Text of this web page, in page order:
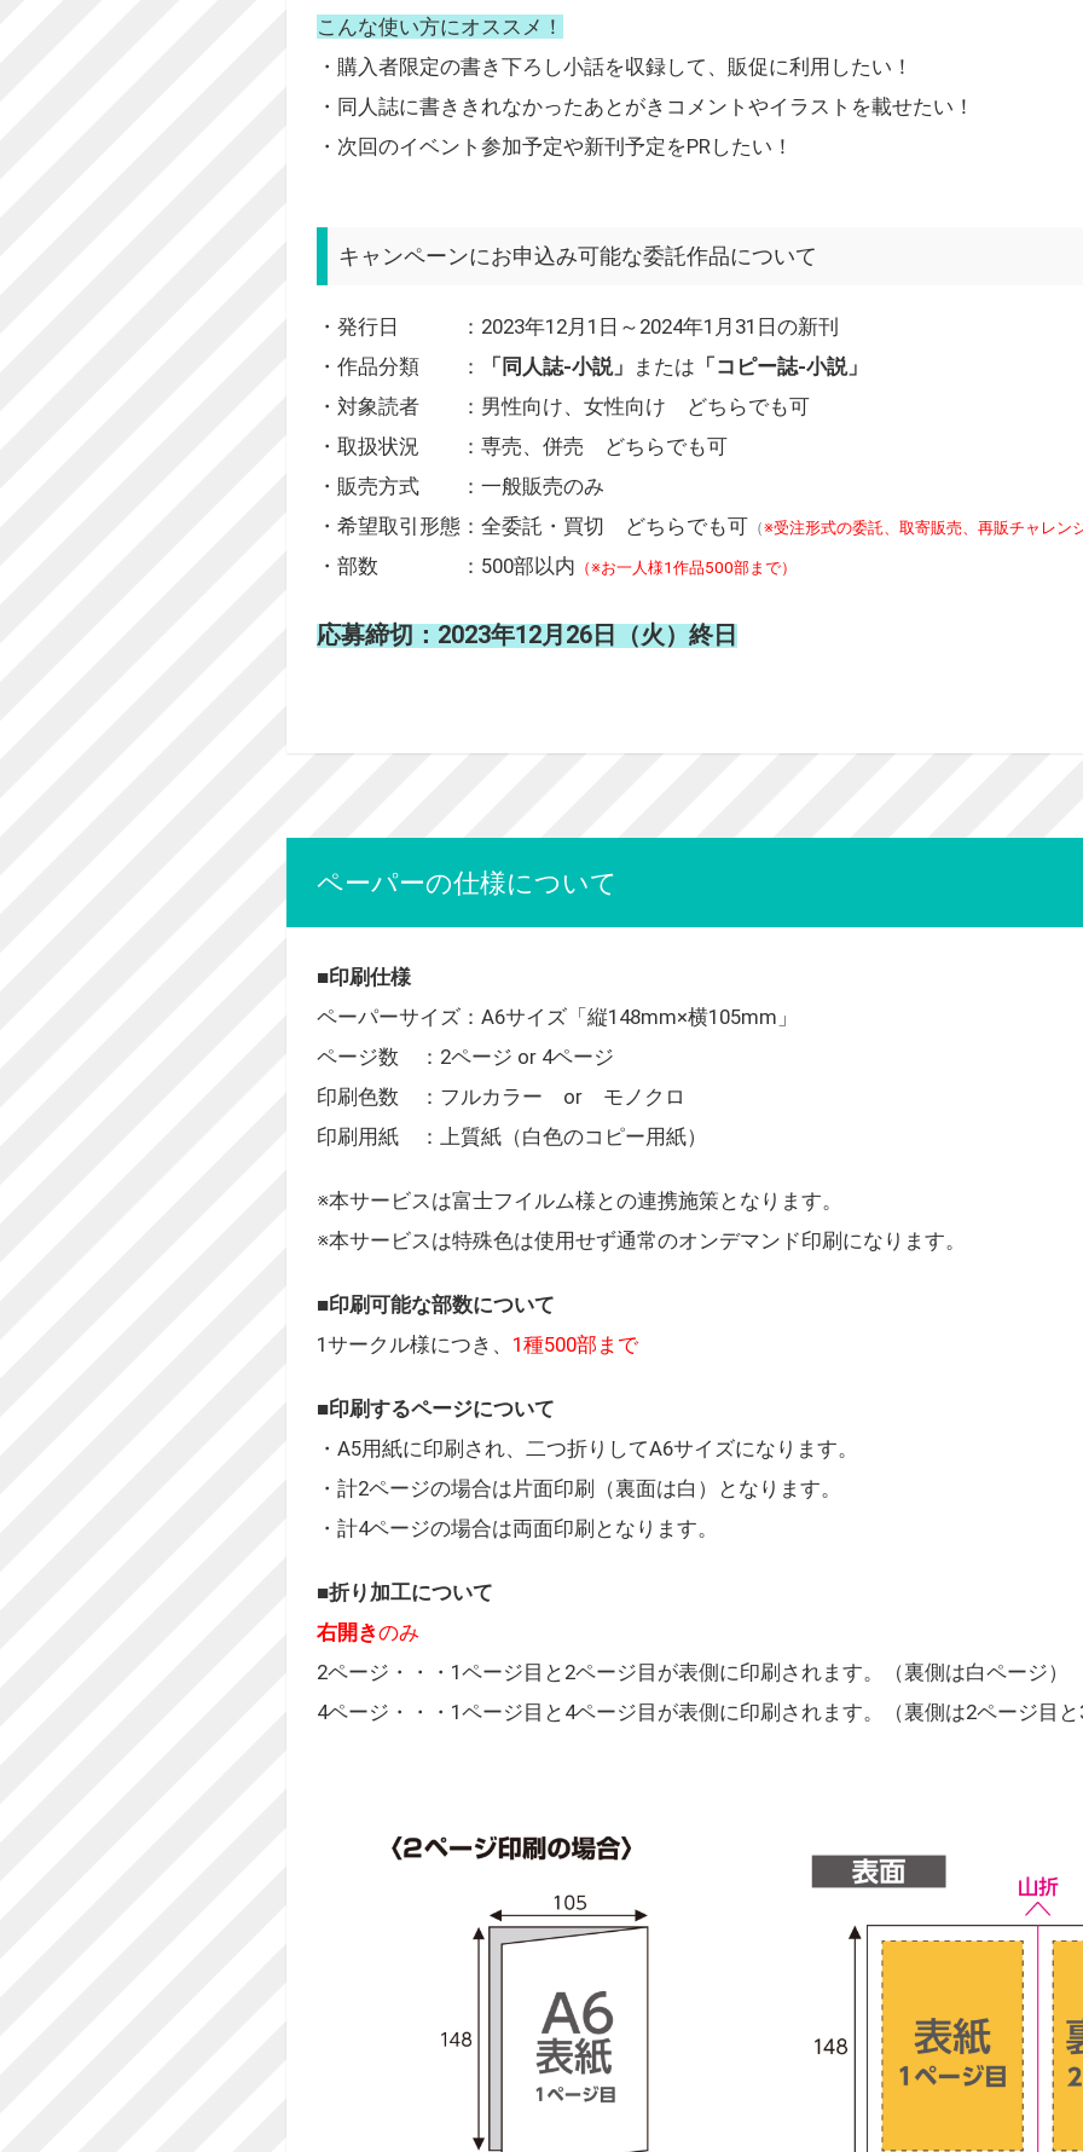
こんな使い方にオススメ！
・購入者限定の書き下ろし小話を収録して、販促に利用したい！
・同人誌に書ききれなかったあとがきコメントやイラストを載せたい！
・次回のイベント参加予定や新刊予定をPRしたい！
キャンペーンにお申込み可能な委託作品について
・発行日 ：2023年12月1日～2024年1月31日の新刊
・作品分類 ：
「同人誌-小説」 または 「コピー誌-小説」
・対象読者 ：男性向け、女性向け どちらでも可
・取扱状況 ：専売、併売 どちらでも可
・販売方式 ：一般販売のみ
・希望取引形態：全委託・買切 どちらでも可 （※受注形式の委託、取寄販売、再販チャレン
・部数 ：500部以内 （※お一人様1作品500部まで）
応募締切：2023年12月26日（火）終日
ペーパーの仕様について
■印刷仕様
ペーパーサイズ：A6サイズ「縦148mm×横105mm」
ページ数 ：2ページ or 4ページ
印刷色数 ：フルカラー or モノクロ
印刷用紙 ：上質紙（白色のコピー用紙）
※本サービスは富士フイルム様との連携施策となります。
※本サービスは特殊色は使用せず通常のオンデマンド印刷になります。
■印刷可能な部数について
1サークル様につき、 1種500部まで
■印刷するページについて
・A5用紙に印刷され、二つ折りしてA6サイズになります。
・計2ページの場合は片面印刷（裏面は白）となります。
・計4ページの場合は両面印刷となります。
■折り加工について
右開きのみ
2ページ・・・1ページ目と2ページ目が表側に印刷されます。（裏側は白ページ）
4ページ・・・1ページ目と4ページ目が表側に印刷されます。（裏側は2ページ目